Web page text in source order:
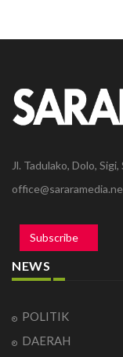
Jl. Tadulako, Dolo,
Subscribe
NEWS
POLITIK
DAERAH